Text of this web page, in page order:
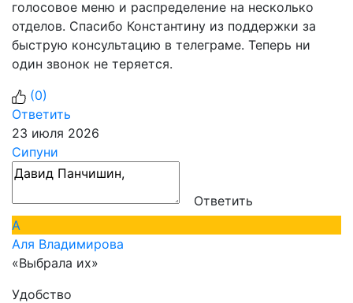
голосовое меню и распределение на несколько
отделов. Спасибо Константину из поддержки за
быструю консультацию в телеграме. Теперь ни
один звонок не теряется.
(0)
Ответить
23 июля 2026
Сипуни
Ответить
А
Аля Владимирова
«Выбрала их»
Удобство